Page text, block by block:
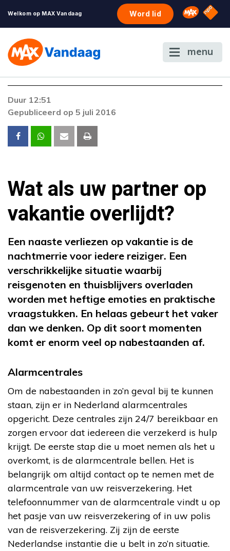
Welkom op MAX Vandaag Word lid Omroep
NPO
menu
De gewenste stream is op dit moment niet
voordoen, neem dan contact op met onze
klantenservice.
Duur 12:51
Gepubliceerd op 5 juli 2016
Wat als uw partner op
vakantie overlijdt?
Een naaste verliezen op vakantie is de
nachtmerrie voor iedere reiziger. Een
verschrikkelijke situatie waarbij
reisgenoten en thuisblijvers overladen
worden met heftige emoties en praktische
vraagstukken. En helaas gebeurt het vaker
dan we denken. Op dit soort momenten
komt er enorm veel op nabestaanden af.
Alarmcentrales
Om de nabestaanden in zo’n geval bij te kunnen
staan, zijn er in Nederland alarmcentrales
opgericht. Deze centrales zijn 24/7 bereikbaar en
zorgen ervoor dat iedereen die verzekerd is hulp
krijgt. De eerste stap die u moet nemen als het u
overkomt, is de alarmcentrale bellen. Het is
belangrijk om altijd contact op te nemen met de
alarmcentrale van uw reisverzekering. Het
telefoonnummer van de alarmcentrale vindt u op
het pasje van uw reisverzekering of in uw polis
van de reisverzekering. Zij zijn de eerste
Nederlandse instantie die u belt in zo’n situatie.